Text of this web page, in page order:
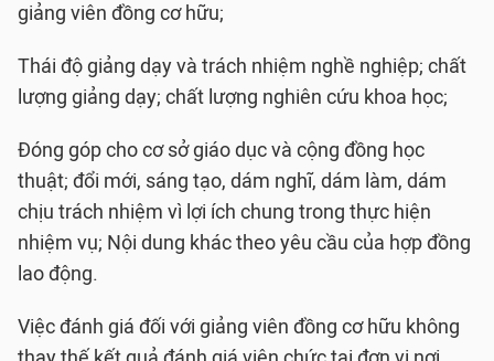
giảng viên đồng cơ hữu;
Thái độ giảng dạy và trách nhiệm nghề nghiệp; chất
lượng giảng dạy; chất lượng nghiên cứu khoa học;
Đóng góp cho cơ sở giáo dục và cộng đồng học
thuật; đổi mới, sáng tạo, dám nghĩ, dám làm, dám
chịu trách nhiệm vì lợi ích chung trong thực hiện
nhiệm vụ; Nội dung khác theo yêu cầu của hợp đồng
lao động.
Việc đánh giá đối với giảng viên đồng cơ hữu không